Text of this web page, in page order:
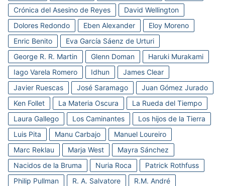
Crónica del Asesino de Reyes
David Wellington
Dolores Redondo
Eben Alexander
Eloy Moreno
Enric Benito
Eva García Sáenz de Urturi
George R. R. Martin
Glenn Doman
Haruki Murakami
Iago Varela Romero
Idhun
James Clear
Javier Ruescas
José Saramago
Juan Gómez Jurado
Ken Follet
La Materia Oscura
La Rueda del Tiempo
Laura Gallego
Los Caminantes
Los hijos de la Tierra
Luis Pita
Manu Carbajo
Manuel Loureiro
Marc Reklau
Marja West
Mayra Sánchez
Nacidos de la Bruma
Nuria Roca
Patrick Rothfuss
Philip Pullman
R. A. Salvatore R.M. André